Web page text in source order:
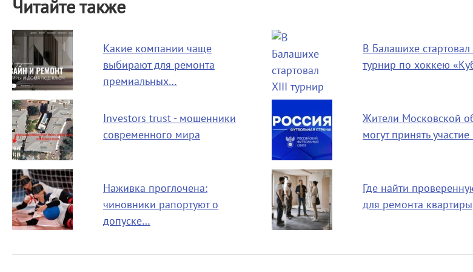
Читайте также
Какие компании чаще
выбирают для ремонта
премиальных…
В Балашихе стартовал
турнир по хоккею
Investors trust - мошенники
современного мира
Жители Московской
могут принять
Наживка проглочена:
чиновники рапортуют о
допуске…
Где найти
для ремонта квартиры